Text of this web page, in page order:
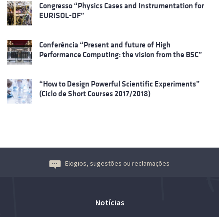
Congresso “Physics Cases and Instrumentation for
EURISOL-DF”
Conferência “Present and future of High
Performance Computing: the vision from the BSC”
“How to Design Powerful Scientific Experiments”
(Ciclo de Short Courses 2017/2018)
Elogios, sugestões ou reclamações
Notícias